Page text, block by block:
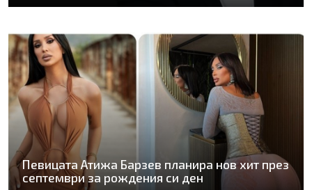
Певицата Атижа Барзев планира нов хит през
септември за рождения си ден